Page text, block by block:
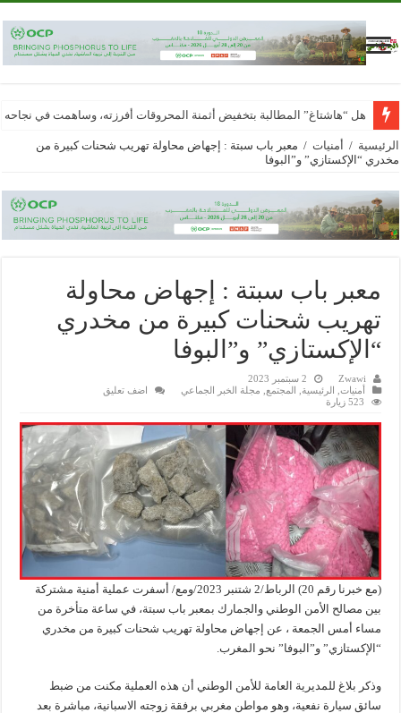
هل “هاشتاغ” المطالبة بتخفيض أثمنة المحروقات أفرزته، وساهمت في
الرئيسية / أمنيات / معبر باب سبتة : إجهاض محاولة تهريب شحنات كبيرة من
مخدري “الإكستازي” و”البوفا
معبر باب سبتة : إجهاض محاولة
تهريب شحنات كبيرة من مخدري
“الإكستازي” و”البوفا
Zwawi
2 سبتمبر 2023
أمنيات الرئيسية المجتمع مجلة الخبر الجماعي
اضف تعليق
523 زيارة
(مع خبرنا رقم 20) الرباط/2 شتنبر 2023/ومع/ أسفرت عملية أمنية مشتركة
بين مصالح الأمن الوطني والجمارك بمعبر باب سبتة، في ساعة متأخرة من
مساء أمس الجمعة ، عن إجهاض محاولة تهريب شحنات كبيرة من مخدري
“الإكستازي” و”البوفا” نحو المغرب.
وذكر بلاغ للمديرية العامة للأمن الوطني أن هذه العملية مكنت من ضبط
سائق سيارة نفعية، وهو مواطن مغربي برفقة زوجته الاسبانية، مباشرة بعد